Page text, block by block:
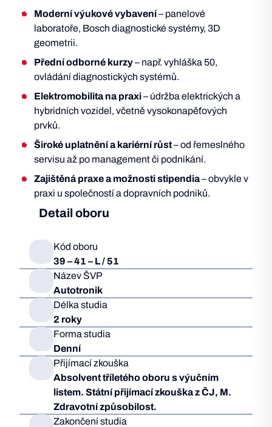
Moderní výukové vybavení– panelové
laboratoře, Bosch diagnostické systémy, 3D
geometrii.
Přední odborné kurzy– např. vyhláška 50,
ovládání diagnostických systémů.
Elektromobilita na praxi– údržba elektrických a
hybridních vozidel, včetně vysokonapěťových
prvků.
Široké uplatnění a kariérní růst– od řemeslného
servisu až po management či podnikání.
Zajištěná praxe a možnosti stipendia– obvykle v
praxi u společností a dopravních podniků.
Detail oboru
Kód oboru
39 – 41 – L / 51
Název ŠVP
Autotronik
Délka studia
2 roky
Forma studia
Denní
Přijímací zkouška
Absolvent tříletého oboru s výučním
listem. Státní přijímací zkouška z ČJ, M.
Zdravotní způsobilost.
Zakončení studia